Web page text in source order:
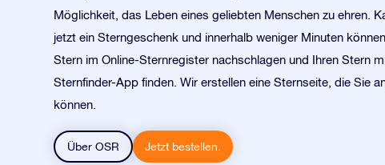
Möglichkeit, das Leben eines geliebten Menschen zu ehren.
jetzt ein Sterngeschenk und innerhalb weniger Minuten
Stern im Online-Sternregister nachschlagen und Ihren Stern
Sternfinder-App finden. Wir erstellen eine Sternseite, die Sie
können.
Über OSR Jetzt bestellen.